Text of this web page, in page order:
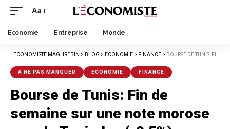
Aa
Economie Entreprise Monde
LECONOMISTE MAGHREBIN > BLOG > ECONOMIE > FINANCE > BOURSE DE TUNIS: FIN DE SEMAINE SUR UNE NOTE MOROSE POUR LE TUNINDEX (-0,5%)
A NE PAS MANQUER ECONOMIE FINANCE
Bourse de Tunis: Fin de
semaine sur une note morose